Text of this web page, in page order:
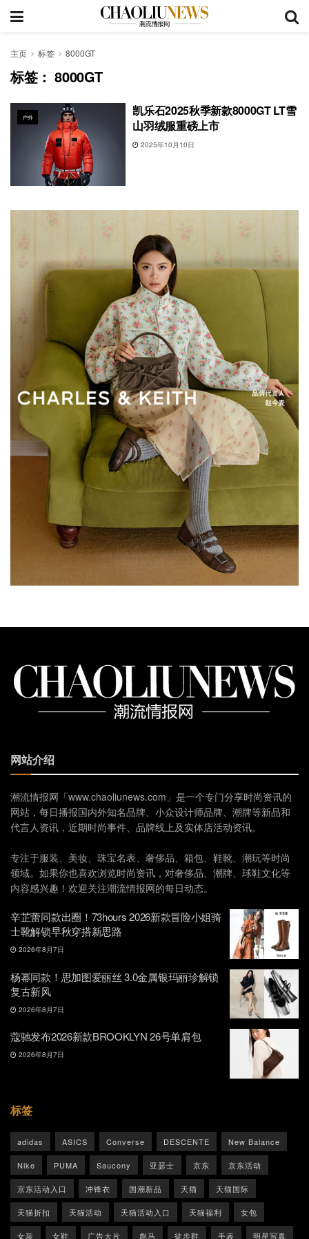
主页 标签 8000GT
标签：8000GT
户外
凯乐石2025秋季新款8000GT LT雪
山羽绒服重磅上市
2025年10月10日
网站介绍
潮流情报网「www.chaoliunews.com」是一个专门分享时尚资讯的
网站，每日播报国内外知名品牌、小众设计师品牌、潮牌等新品和
代言人资讯，近期时尚事件、品牌线上及实体店活动资讯。
专注于服装、美妆、珠宝名表、奢侈品、箱包、鞋靴、潮玩等时尚
领域。如果你也喜欢浏览时尚资讯，对奢侈品、潮牌、球鞋文化等
内容感兴趣！欢迎关注潮流情报网的每日动态。
辛芷蕾同款出圈！73hours 2026新款冒险小姐骑
士靴解锁早秋穿搭新思路
2026年8月7日
杨幂同款！思加图爱丽丝 3.0金属银玛丽珍解锁
复古新风
2026年8月7日
蔻驰发布2026新款BROOKLYN 26号单肩包
2026年8月7日
标签
adidas ASICS Converse DESCENTE New Balance
Nike PUMA Saucony 亚瑟士 京东 京东活动
京东活动入口 冲锋衣 国潮新品 天猫 天猫国际
天猫折扣 天猫活动 天猫活动入口 天猫福利 女包
女装 女鞋 广告大片 彪马 徒步鞋 手表 明星写真